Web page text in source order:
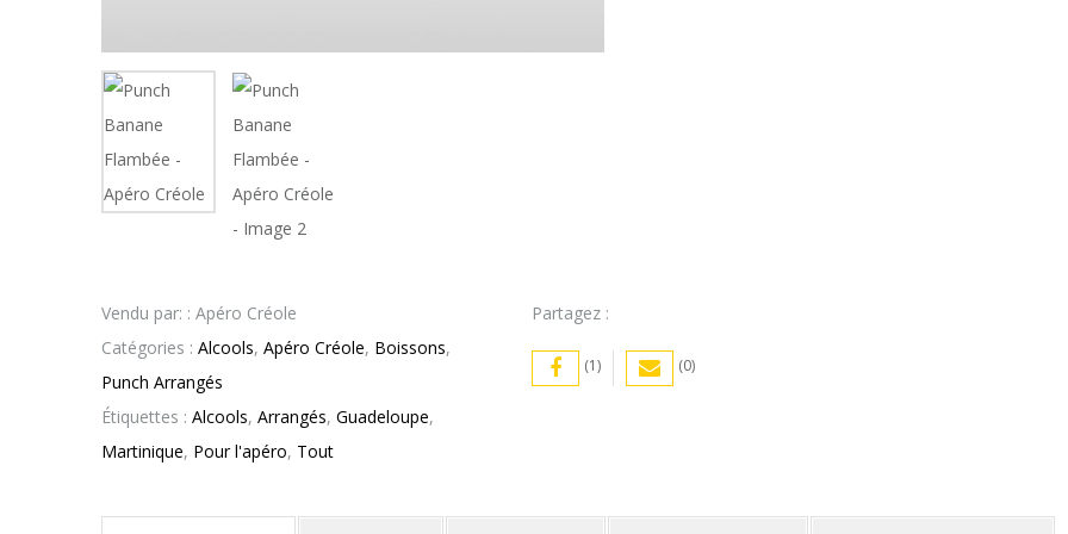
Vendu par: : Apéro Créole
Catégories : Alcools, Apéro Créole, Boissons,
Punch Arrangés
Étiquettes : Alcools, Arrangés, Guadeloupe,
Martinique, Pour l'apéro, Tout
Partagez :
(1) (0)